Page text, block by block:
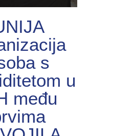
s
u
među